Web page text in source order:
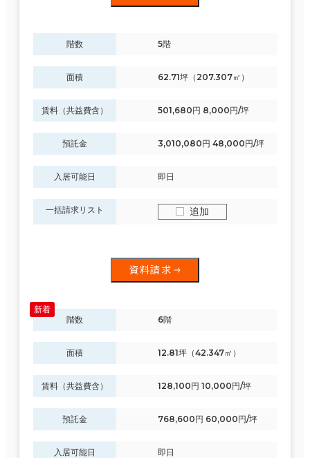
階数 5階
面積 62.71坪（207.307㎡）
賃料（共益費含） 501,680円 8,000円/坪
預託金 3,010,080円 48,000円/坪
入居可能日 即日
一括請求リスト 追加
資料請求
階数 6階
面積 12.81坪（42.347㎡）
賃料（共益費含） 128,100円 10,000円/坪
預託金 768,600円 60,000円/坪
入居可能日 即日